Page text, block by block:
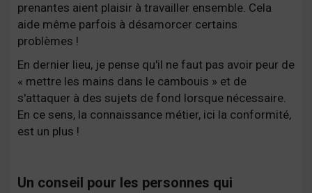
prenantes aient plaisir à travailler ensemble. Cela
aide même parfois à désamorcer certains
problèmes !
En dernier lieu, je pense qu'il ne faut pas avoir peur de
« mettre les mains dans le cambouis » et de
s'attaquer à des sujets de fond lorsque nécessaire.
En ce sens, la connaissance métier, ici la conformité,
est un plus !
Un conseil pour les personnes qui